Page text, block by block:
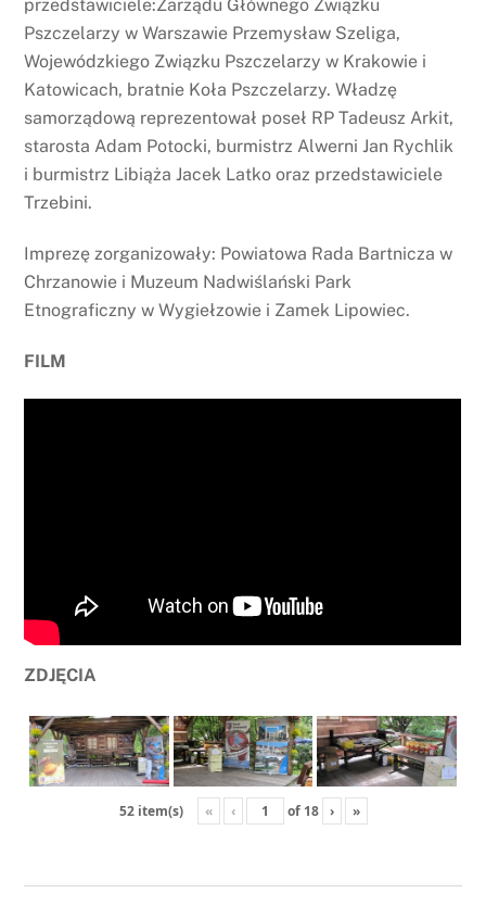
przedstawiciele:Zarządu Głównego Związku
Pszczelarzy w Warszawie Przemysław Szeliga,
Wojewódzkiego Związku Pszczelarzy w Krakowie i
Katowicach, bratnie Koła Pszczelarzy. Władzę
samorządową reprezentował poseł RP Tadeusz Arkit,
starosta Adam Potocki, burmistrz Alwerni Jan Rychlik
i burmistrz Libiąża Jacek Latko oraz przedstawiciele
Trzebini.
Imprezę zorganizowały: Powiatowa Rada Bartnicza w
Chrzanowie i Muzeum Nadwiślański Park
Etnograficzny w Wygiełzowie i Zamek Lipowiec.
FILM
ZDJĘCIA
52 item(s) « ‹ of 18 › »